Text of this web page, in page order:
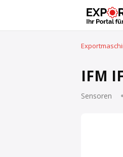
IFM
Sensoren